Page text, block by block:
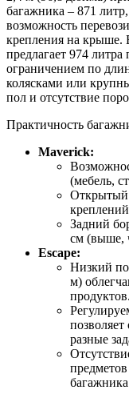
багажника – 871
возможность
крепления на крыше.
предлагает 974
ограничением по
колясками или
пол и отсутствие
Практичность
Maverick:
(мебель,
Открытый
Задний
см (выше,
Escape:
Низкий
м)
продуктов.
разные